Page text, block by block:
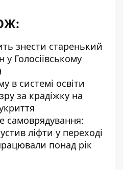
знести старенький
Голосіївському
в системі освіти
за крадіжку на
самоврядування:
ліфти у переході
понад рік